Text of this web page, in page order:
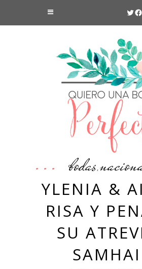
bodas,
YLENIA &
RISA Y
SU